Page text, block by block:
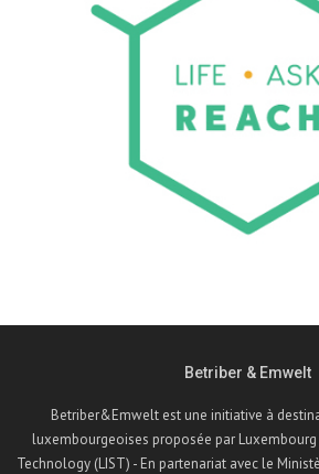
Betriber & Emwelt
Betriber&Emwelt est une initiative à
luxembourgeoises proposée par
Technology (LIST) - En partenariat avec le